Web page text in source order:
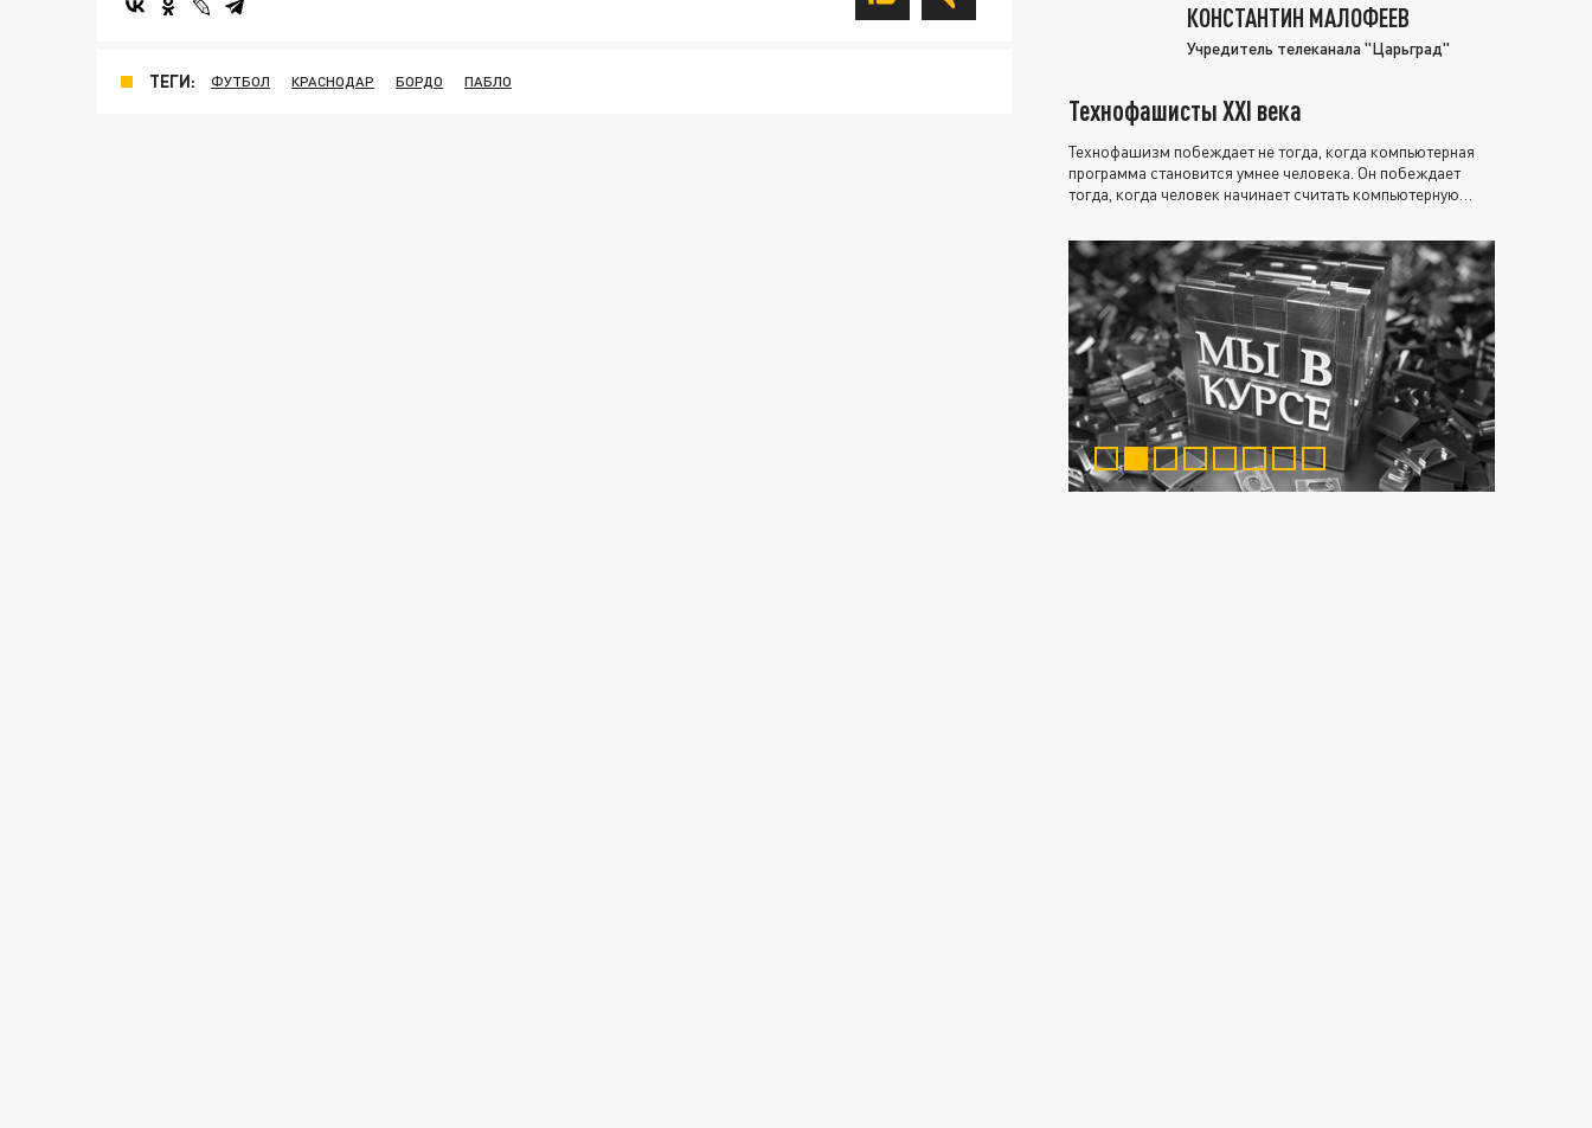
ТЕГИ: ФУТБОЛ КРАСНОДАР БОРДО ПАБЛО
КОНСТАНТИН МАЛОФЕЕВ
Учредитель телеканала "Царьград"
Технофашисты XXI века
Технофашизм побеждает не тогда, когда компьютерная
программа становится умнее человека. Он побеждает
тогда, когда человек начинает считать компьютерную